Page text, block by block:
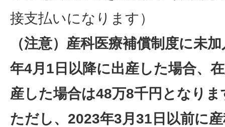
接支払いになります）
（注意）産科医療補償制度に未
年4月1日以降に出産した場合、
産した場合は48万8千円となりま
ただし、2023年3月31日以前に